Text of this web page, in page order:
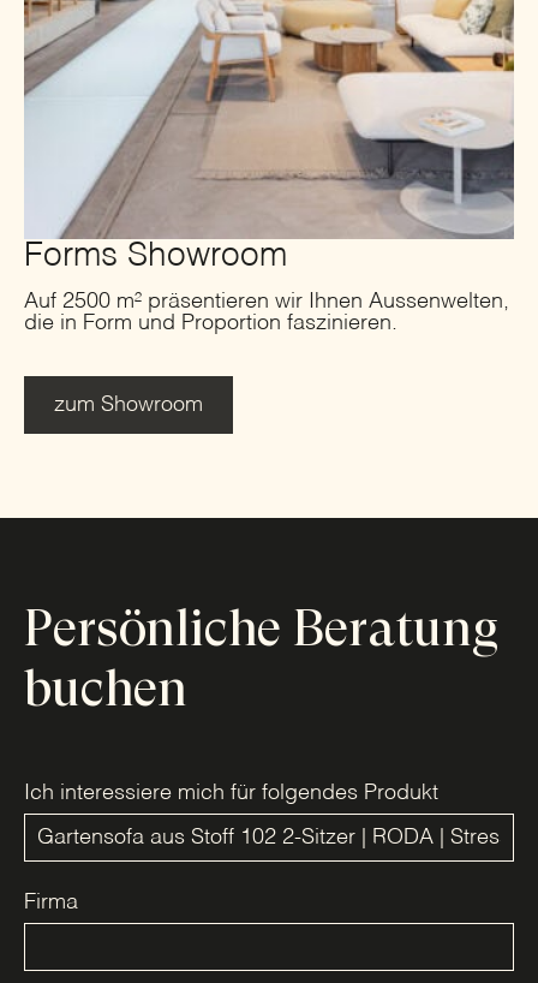
Forms Showroom
Auf 2500 m² präsentieren wir Ihnen Aussenwelten,
die in Form und Proportion faszinieren.
zum Showroom
Persönliche Beratung
buchen
Ich interessiere mich für folgendes Produkt
Firma